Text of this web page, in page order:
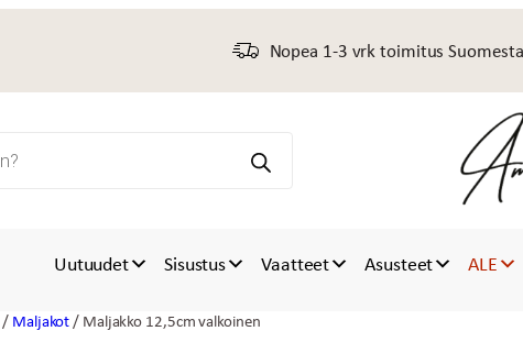
Nopea 1-3 vrk toimitus
Uutuudet Sisustus Vaatteet Asusteet ALE
/ Maljakot/ Maljakko 12,5cm valkoinen